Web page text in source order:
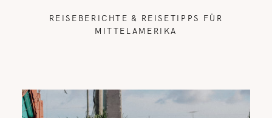
REISEBERICHTE & REISETIPPS FÜR
MITTELAMERIKA
WILDLIFE